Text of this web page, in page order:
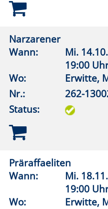
Wo:
Status:
Lippstädter Lesesalon
Lesen und besprechen
Wann:
Mo.07.09.2026,
18:15 Uhr
Wo:
Nr.:
Literatur am Vormittag